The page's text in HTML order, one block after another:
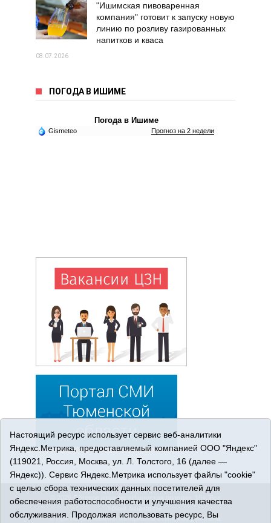
"Ишимская пивоваренная
компания" готовит к запуску новую
линию по розливу газированных
напитков и кваса
08.07.2026
ПОГОДА В ИШИМЕ
Погода в Ишиме
Gismeteo Прогноз на 2 недели
© 2026 Сетевое издание «Ишимская правда». 16+. Все
права защищены.
© При использовании материалов ссылка обязательна.
Настоящий ресурс использует сервис веб-аналитики
Яндекс.Метрика, предоставляемый компанией ООО "Яндекс"
(119021, Россия, Москва, ул. Л. Толстого, 16 (далее —
Яндекс)). Сервис Яндекс.Метрика использует файлы "cookie"
с целью сбора технических данных посетителей для
обеспечения работоспособности и улучшения качества
обслуживания. Продолжая использовать ресурс, Вы